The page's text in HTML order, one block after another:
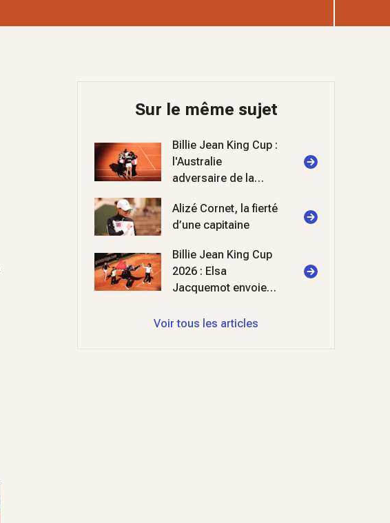
Sur le même sujet
Billie Jean King Cup :
l'Australie
adversaire de la
remontée dans le
groupe mondial
Alizé Cornet, la fierté
d’une capitaine
Billie Jean King Cup
2026 : Elsa
Jacquemot envoie
barrages
Voir tous les articles